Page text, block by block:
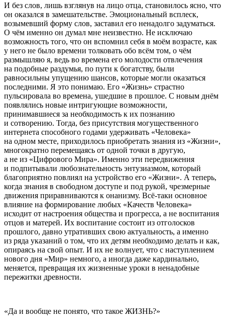
И без слов, лишь взглянув на лицо отца, становилось ясно, что
он оказался в замешательстве. Эмоциональный всплеск,
возымевший форму слов, заставил его ненадолго задуматься.
О чём именно он думал мне неизвестно. Не исключаю
возможность того, что он вспомнил себя в моём возрасте, как
у него не было времени толковать обо всём том, о чём
размышляю я, ведь во времена его молодости отвлечения
на подобные раздумья, по пути к богатству, были
равносильны упущению шансов, которые могли оказаться
последними. Я это понимаю. Его «Жизнь» страстно
пульсировала во времена, ушедшие в прошлое. С новым днём
появлялись новые интригующие возможности,
принимавшиеся за необходимость к их познанию
и сотворению. Тогда, без присутствия могущественного
интернета способного годами удерживать «Человека»
на одном месте, приходилось приобретать знания из «Жизни»,
многократно перемещаясь от одной точки в другую,
а не из «Цифрового Мира». Именно эти передвижения
и подпитывали любознательность энтузиазмом, который
благоприятно повлиял на устройство его «Жизни». А теперь,
когда знания в свободном доступе и под рукой, чрезмерные
движения приравниваются к онанизму. Всё-таки основное
влияние на формирование любых «Качеств Человека»
исходит от настроения общества и прогресса, а не воспитания
отцов и матерей. Их воспитание состоит из отголосков
прошлого, давно утративших свою актуальность, а именно
из ряда указаний о том, что их детям необходимо делать и как,
опираясь на свой опыт. И их не волнует, что с наступлением
нового дня «Мир» немного, а иногда даже кардинально,
меняется, превращая их жизненные уроки в ненадобные
пережитки древности.
«Да и вообще не понято, что такое ЖИЗНЬ?»